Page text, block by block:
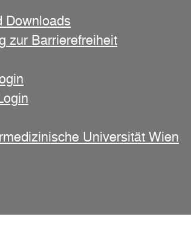
Downloads
zur Barrierefreiheit
Universität Wien